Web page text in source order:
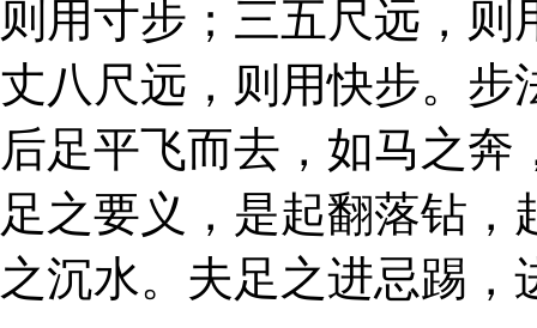
则用寸步；三五尺远，
丈八尺远，则用快步。步
后足平飞而去，如马之
足之要义，是起翻落钻
之沉水。夫足之进忌踢